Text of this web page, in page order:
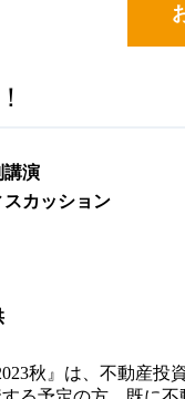
講演
カッション
秋』は、不動産